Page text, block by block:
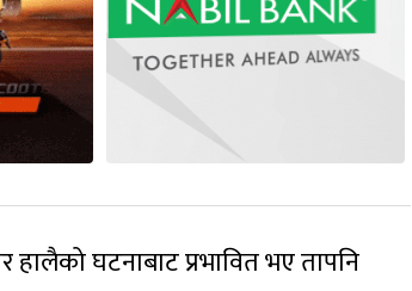
घटनाबाट प्रभावित भए तापनि